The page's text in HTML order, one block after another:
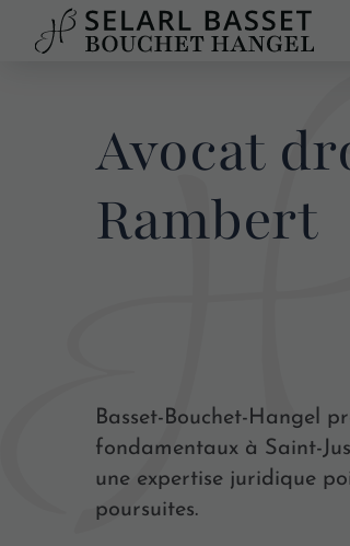
Avocat
Rambert
Basset-Bouchet-Hangel
fondamentaux à Saint-
une expertise juridique
poursuites.